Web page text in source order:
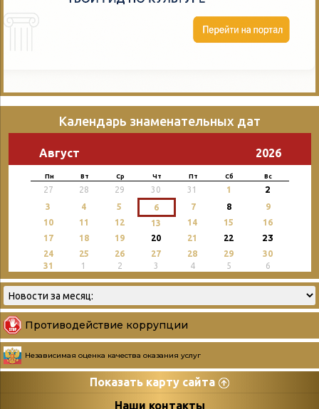
Календарь знаменательных дат
Август 2026
Пн Вт Ср Чт Пт Сб Вс
27 28 29 30 31 1 2
3 4 5 6 7 8
9
10
11 12 13 14 15
16
17
18 19 20 21 22 23
24 25 26 27 28 29
30
31
1 2 3 4 5 6
Противодействие коррупции
Независимая оценка качества оказания услуг
Показать карту сайта
СтраницыНаши контакты